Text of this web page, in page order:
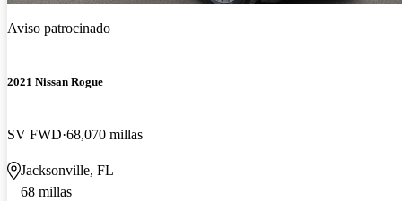
Aviso patrocinado
2021 Nissan Rogue
SV FWD 68,070 millas
Jacksonville, FL
68 millas